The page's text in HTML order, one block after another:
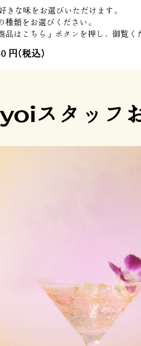
な味をお選びいただけます。
種類をお選びください。
はこちら」ボタンを押し、御覧く
円(税込)
スタッフ